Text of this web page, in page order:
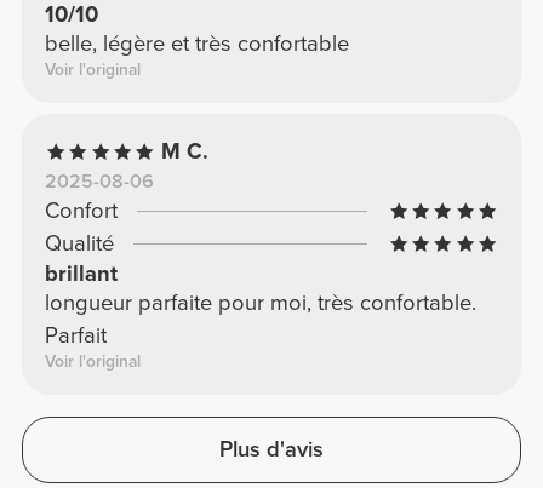
10/10
belle, légère et très confortable
Voir l'original
M C.
2025-08-06
Confort
Qualité
brillant
longueur parfaite pour moi, très confortable.
Parfait
Voir l'original
Plus d'avis